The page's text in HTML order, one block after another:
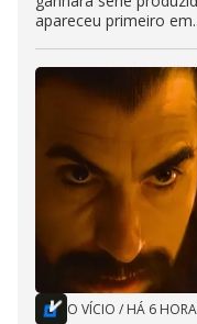
apareceu primeiro
O VÍCIO / HÁ 6